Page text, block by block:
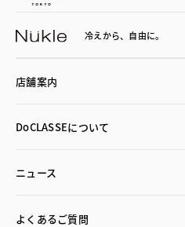
冷えから、 自由に。
店舗案内
DoCLASSEについて
ニュース
よくあるご質問